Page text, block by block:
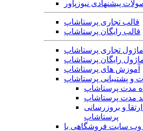
پیشنهادی نیوزپاور
قالب تجاری پرستاشاپ
قالب رایگان پرستاشاپ
ماژول تجاری پرستاشاپ
رایگان پرستاشاپ
آموزش های پرستاشاپ
و پشتیبانی پرستاشاپ
مدت پرستاشاپ
مدت پرستاشاپ
و بروزرسانی
پرستاشاپ
سایت فروشگاهی با